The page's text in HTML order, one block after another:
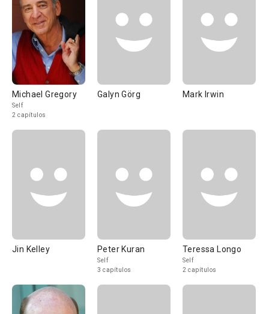
Michael Gregory
Self
2 capítulos
Galyn Görg Mark Irwin
Jin Kelley Peter Kuran
Self
3 capítulos
Teressa Longo
Self
2 capítulos